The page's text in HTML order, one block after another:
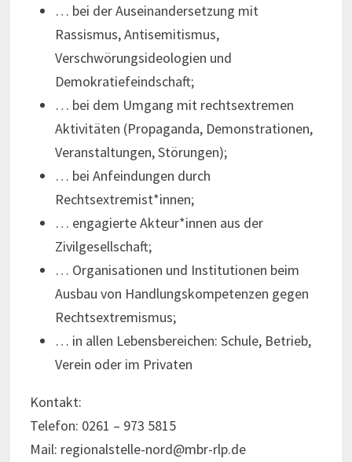
… bei der Auseinandersetzung mit
Rassismus, Antisemitismus,
Verschwörungsideologien und
Demokratiefeindschaft;
… bei dem Umgang mit rechtsextremen
Aktivitäten (Propaganda, Demonstrationen,
Veranstaltungen, Störungen);
… bei Anfeindungen durch
Rechtsextremist*innen;
… engagierte Akteur*innen aus der
Zivilgesellschaft;
… Organisationen und Institutionen beim
Ausbau von Handlungskompetenzen gegen
Rechtsextremismus;
… in allen Lebensbereichen: Schule, Betrieb,
Verein oder im Privaten
Kontakt:
Telefon: 0261 – 973 5815
Mail: regionalstelle-nord@mbr-rlp.de